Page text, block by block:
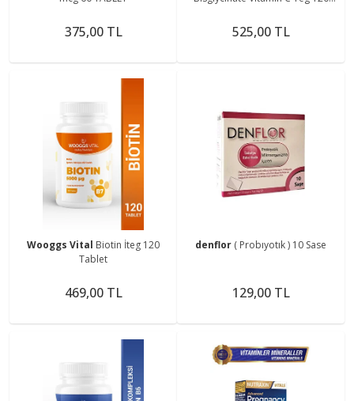
375,00 TL 525,00 TL
Wooggs Vital Biotin İteg 120
Tablet
469,00 TL
denflor ( Probıyotık ) 10 Sase
129,00 TL